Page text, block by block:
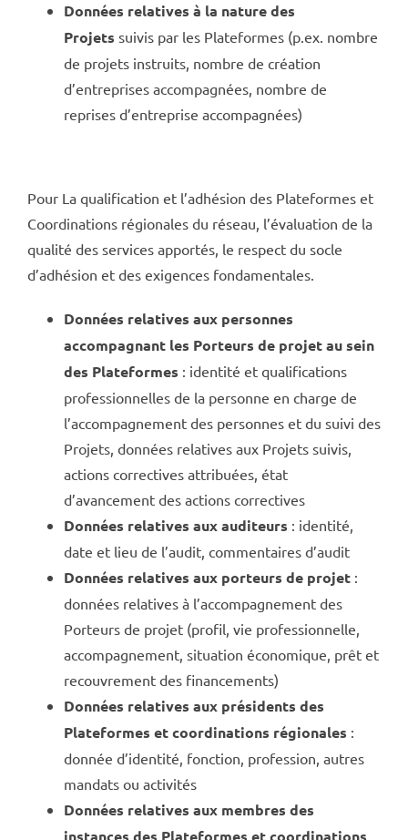
Données relatives à la nature des
Projets suivis par les Plateformes (p.ex. nombre
de projets instruits, nombre de création
d’entreprises accompagnées, nombre de
reprises d’entreprise accompagnées)
Pour La qualification et l’adhésion des Plateformes et
Coordinations régionales du réseau, l’évaluation de la
qualité des services apportés, le respect du socle
d’adhésion et des exigences fondamentales.
Données relatives aux personnes
accompagnant les Porteurs de projet au sein
des Plateformes : identité et qualifications
professionnelles de la personne en charge de
l’accompagnement des personnes et du suivi des
Projets, données relatives aux Projets suivis,
actions correctives attribuées, état
d’avancement des actions correctives
Données relatives aux auditeurs : identité,
date et lieu de l’audit, commentaires d’audit
Données relatives aux porteurs de projet:
données relatives à l’accompagnement des
Porteurs de projet (profil, vie professionnelle,
accompagnement, situation économique, prêt et
recouvrement des financements)
Données relatives aux présidents des
Plateformes et coordinations régionales :
donnée d’identité, fonction, profession, autres
mandats ou activités
Données relatives aux membres des
instances des Plateformes et coordinations